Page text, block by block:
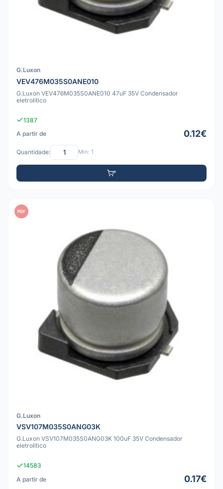
G.Luxon
VEV476M035S0ANE010
G.Luxon VEV476M035S0ANE010 47uF 35V Condensador
eletrolítico
1387
A partir de
0.12€
Quantidade: Mín: 1
PDF
G.Luxon
VSV107M035S0ANG03K
G.Luxon VSV107M035S0ANG03K 100uF 35V Condensador
eletrolítico
14583
A partir de
0.17€